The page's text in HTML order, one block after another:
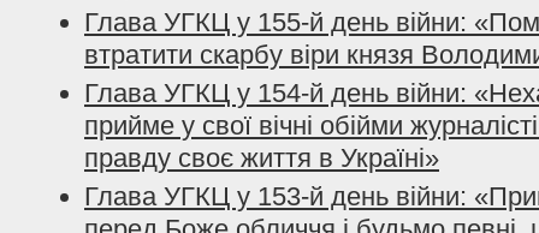
Глава УГКЦ у 155-й день війни:
втратити скарбу віри князя
Глава УГКЦ у 154-й день війни:
прийме у свої вічні обійми
правду своє життя в Україні»
Глава УГКЦ у 153-й день війни: